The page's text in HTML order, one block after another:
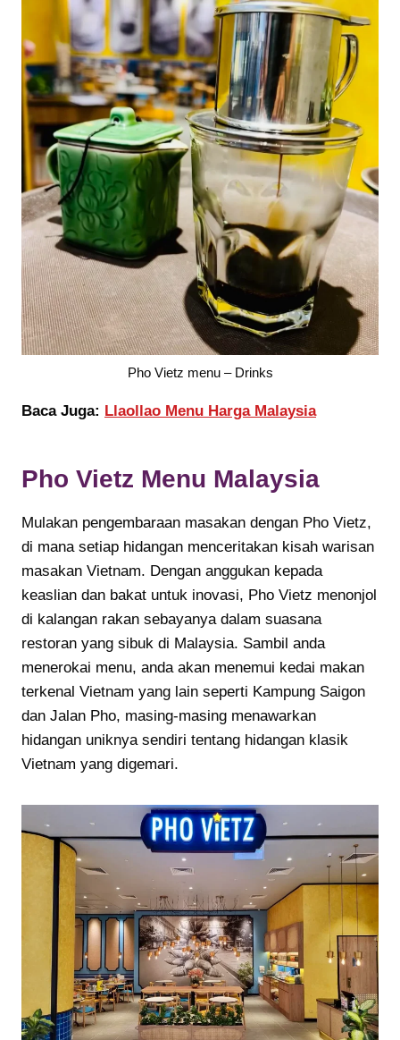
Pho Vietz menu – Drinks
Baca Juga: Llaollao Menu Harga Malaysia
Pho Vietz Menu Malaysia
Mulakan pengembaraan masakan dengan Pho Vietz,
di mana setiap hidangan menceritakan kisah warisan
masakan Vietnam. Dengan anggukan kepada
keaslian dan bakat untuk inovasi, Pho Vietz menonjol
di kalangan rakan sebayanya dalam suasana
restoran yang sibuk di Malaysia. Sambil anda
menerokai menu, anda akan menemui kedai makan
terkenal Vietnam yang lain seperti Kampung Saigon
dan Jalan Pho, masing-masing menawarkan
hidangan uniknya sendiri tentang hidangan klasik
Vietnam yang digemari.